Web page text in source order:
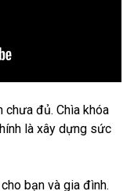
chưa đủ. Chìa khóa
là xây dựng sức
bạn và gia đình.